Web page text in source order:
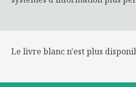
Le livre blanc n'est plus